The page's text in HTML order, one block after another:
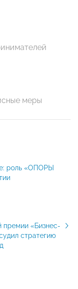
меры
роль «ОПОРЫ
премии «Бизнес-
стратегию